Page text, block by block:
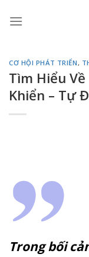
qua
CƠ HỘI PHÁT TRIỂN,
Tìm Hiểu
Khiển – Tự
Trong bối